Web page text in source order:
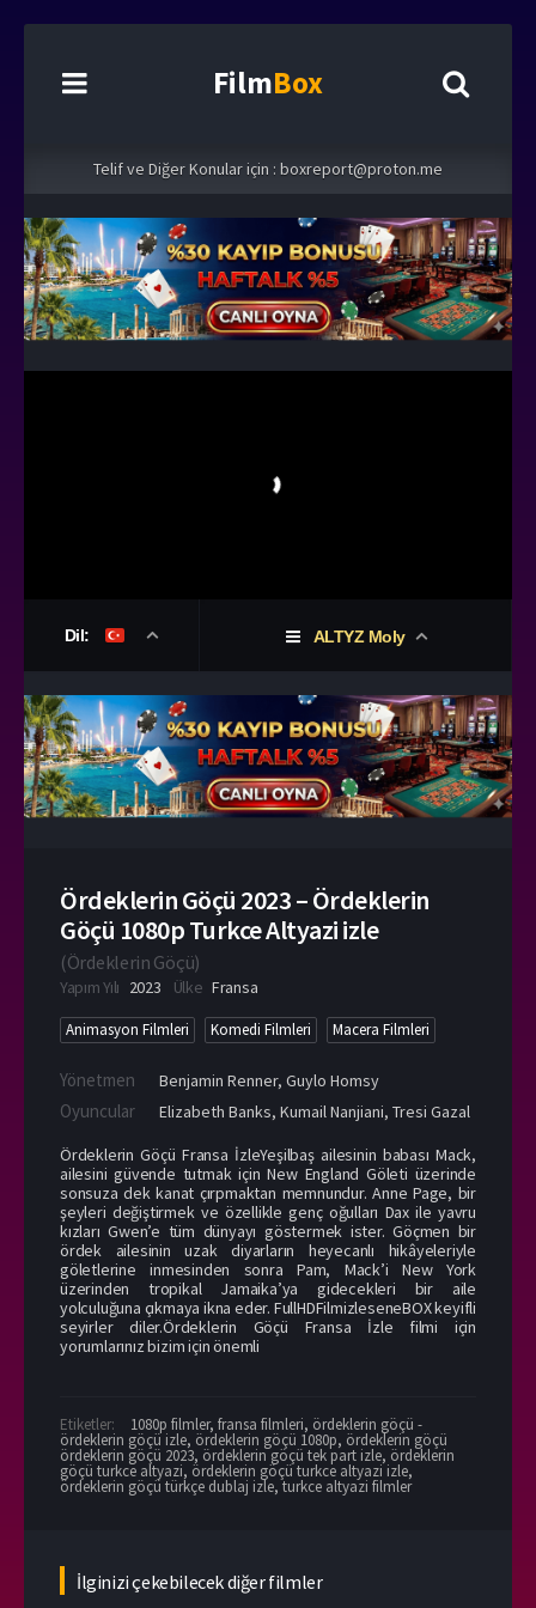
FilmBox
Telif ve Diğer Konular için : boxreport@proton.me
Dil: ALTYZ Moly
Ördeklerin Göçü 2023 – Ördeklerin
Göçü 1080p Turkce Altyazi izle
(Ördeklerin Göçü)
Yapım Yılı 2023 Ülke Fransa
Animasyon Filmleri Komedi Filmleri Macera Filmleri
Yönetmen Benjamin Renner, Guylo Homsy
Oyuncular Elizabeth Banks, Kumail Nanjiani, Tresi Gazal
Ördeklerin Göçü Fransa İzleYeşilbaş ailesinin babası Mack,
ailesini güvende tutmak için New England Göleti üzerinde
sonsuza dek kanat çırpmaktan memnundur. Anne Page, bir
şeyleri değiştirmek ve özellikle genç oğulları Dax ile yavru
kızları Gwen’e tüm dünyayı göstermek ister. Göçmen bir
ördek ailesinin uzak diyarların heyecanlı hikâyeleriyle
göletlerine inmesinden sonra Pam, Mack’i New York
üzerinden tropikal Jamaika’ya gidecekleri bir aile
yolculuğuna çıkmaya ikna eder. FullHDFilmizleseneBOX keyifli
seyirler diler.Ördeklerin Göçü Fransa İzle filmi için
yorumlarınız bizim için önemli
Etiketler: 1080p filmler, fransa filmleri, ördeklerin göçü -
ördeklerin göçü izle, ördeklerin göçü 1080p, ördeklerin göçü
ördeklerin göçü 2023, ördeklerin göçü tek part izle, ördeklerin
göçü turkce altyazi, ördeklerin göçü turkce altyazi izle,
ördeklerin göçü türkçe dublaj izle,turkce altyazi filmler
İlginizi çekebilecek diğer filmler